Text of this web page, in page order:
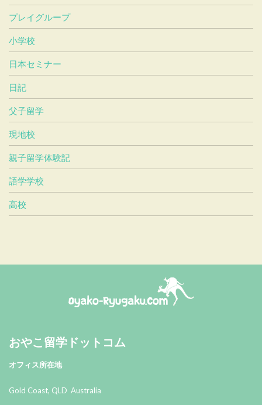
プレイグループ
小学校
日本セミナー
日記
父子留学
現地校
親子留学体験記
語学学校
高校
おやこ留学ドットコム
オフィス所在地
Gold Coast, QLD Australia